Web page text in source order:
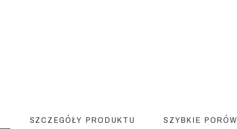
SZCZEGÓŁY PRODUKTU SZYBKIE